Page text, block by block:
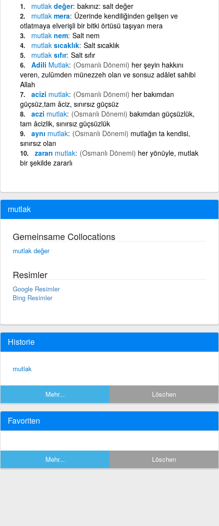
mutlak değer bakınız: salt değer
mutlak mera Üzerinde kendiliğinden gelişen ve
otlatmaya elverişli bir bitki örtüsü taşıyan mera
mutlak nem Salt nem
mutlak sıcaklık Salt sıcaklık
mutlak sıfır Salt sıfır
Adili Mutlak (Osmanlı Dönemi) her şeyin hakkını
veren, zulûmden münezzeh olan ve sonsuz adâlet sahibi
Allah
acizi mutlak (Osmanlı Dönemi) her bakımdan
güçsüz,tam âciz, sınırsız güçsüz
aczi mutlak (Osmanlı Dönemi) bakımdan güçsüzlük,
tam âcizlik, sınırsız güçsüzlük
aynı mutlak (Osmanlı Dönemi) mutlağın ta kendisi,
sınırsız olan
zararı mutlak (Osmanlı Dönemi) her yönüyle, mutlak
bir şekilde zararlı
mutlak
Gemeinsame Collocations
mutlak değer
Resimler
Google Resimler
Bing Resimler
Historie
mutlak
Mehr... Löschen
Favoriten
Mehr... Löschen